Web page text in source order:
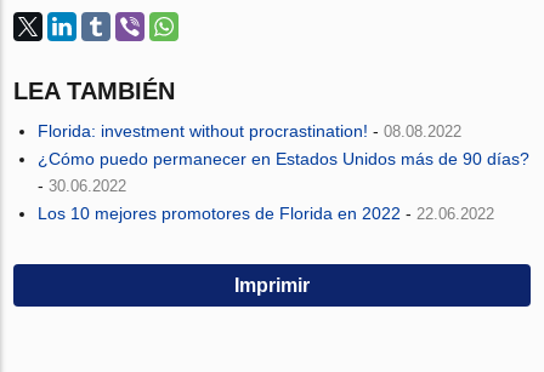
LEA TAMBIÉN
Florida: investment without procrastination! -08.08.2022
¿Cómo puedo permanecer en Estados Unidos más de 90 días?
-30.06.2022
Los 10 mejores promotores de Florida en 2022 - 22.06.2022
Imprimir